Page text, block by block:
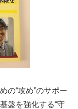
の“攻め”のサポー
盤を強化する“守